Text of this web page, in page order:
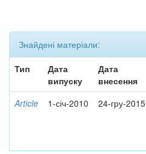
Знайдені матеріали:
Тип
Дата
випуску
Дата
внесення
Article 1-січ-2010 24-гру-2015